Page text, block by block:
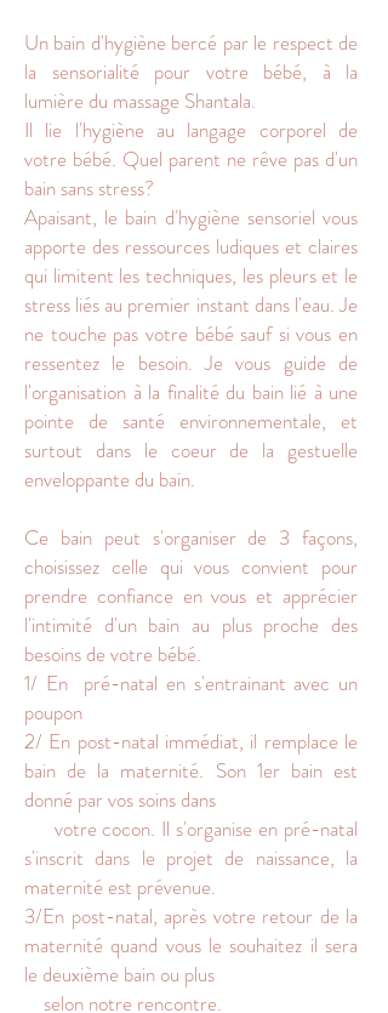
Un bain d'hygiène bercé par le respect de
la sensorialité pour votre bébé, à la
lumière du massage Shantala.
Il lie l'hygiène au langage corporel de
votre bébé. Quel parent ne rêve pas d'un
bain sans stress?
Apaisant, le bain d'hygiène sensoriel vous
apporte des ressources ludiques et claires
qui limitent les techniques, les pleurs et le
stress liés au premier instant dans l'eau. Je
ne touche pas votre bébé sauf si vous en
ressentez le besoin. Je vous guide de
l'organisation à la finalité du bain lié à une
pointe de santé environnementale, et
surtout dans le coeur de la gestuelle
enveloppante du bain.
Ce bain peut s'organiser de 3 façons,
choisissez celle qui vous convient pour
prendre confiance en vous et apprécier
l'intimité d'un bain au plus proche des
besoins de votre bébé.
1/ En pré-natal en s'entrainant avec un
poupon
2/ En post-natal immédiat, il remplace le
bain de la maternité. Son 1er bain est
donné par vos soins dans
votre cocon. Il s'organise en pré-natal
s'inscrit dans le projet de naissance, la
maternité est prévenue.
3/En post-natal, après votre retour de la
maternité quand vous le souhaitez il sera
le deuxième bain ou plus
selon notre rencontre.